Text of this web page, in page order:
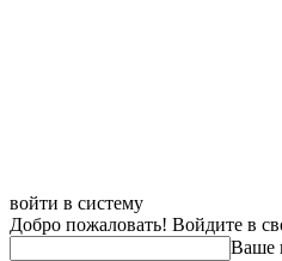
войти в систему
Добро пожаловать! Войдите в
Ваше